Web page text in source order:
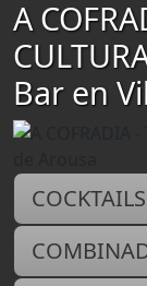
A
Bar en
COCKTAILS